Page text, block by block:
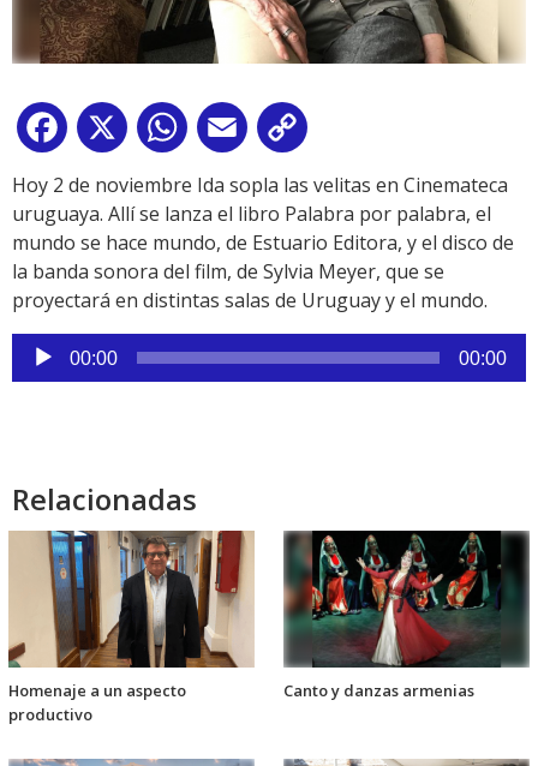
Facebook
X WhatsApp
Email
Link
Hoy 2 de noviembre Ida sopla las velitas en Cinemateca
uruguaya. Allí se lanza el libro Palabra por palabra, el
mundo se hace mundo, de Estuario Editora, y el disco de
la banda sonora del film, de Sylvia Meyer, que se
proyectará en distintas salas de Uruguay y el mundo.
Reproductor
de
00:00 00:00
Relacionadas
Homenaje a un aspecto
productivo
Canto y danzas armenias